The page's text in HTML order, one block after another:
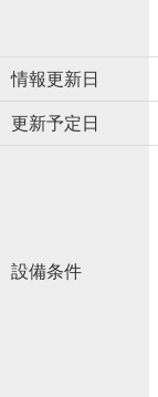
情報更新日
更新予定日
設備条件